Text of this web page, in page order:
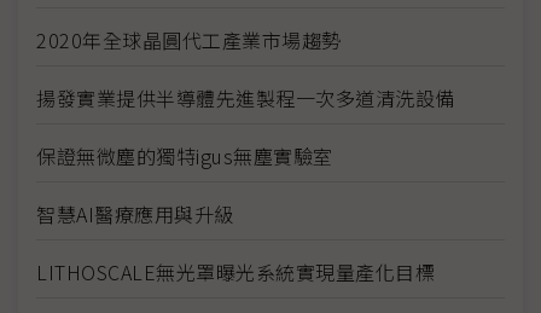
2020年全球晶圓代工產業市場趨勢
揚發實業提供半導體先進製程一次多道清洗設備
保證無微塵的獨特igus無塵實驗室
智慧AI醫療應用與升級
LITHOSCALE無光罩曝光系統實現量產化目標